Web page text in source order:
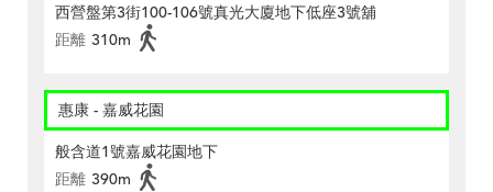
西營盤第3街100-106號真光大廈地下低座3號舖
距離 310m
惠康 - 嘉威花園
般含道1號嘉威花園地下
距離 390m